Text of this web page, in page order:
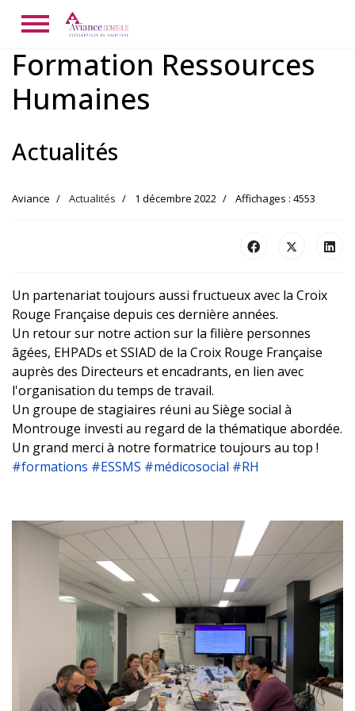
Actualités
Formation Ressources
Humaines
Aviance Actualités 1 décembre 2022 Affichages : 4553
Un partenariat toujours aussi fructueux avec la Croix
Rouge Française depuis ces dernière années.
Un retour sur notre action sur la filière personnes
âgées, EHPADs et SSIAD de la Croix Rouge Française
auprès des Directeurs et encadrants, en lien avec
l'organisation du temps de travail.
Un groupe de stagiaires réuni au Siège social à
Montrouge investi au regard de la thématique abordée.
Un grand merci à notre formatrice toujours au top !
#formations #ESSMS #médicosocial #RH